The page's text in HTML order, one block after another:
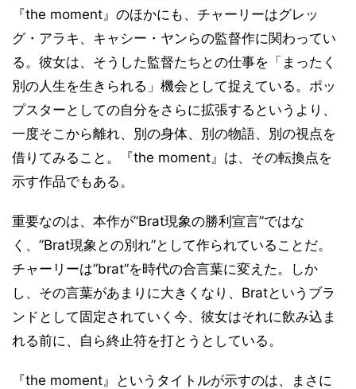
『the moment』のほかにも、チャーリーはグレッ
グ・アラキ、キャシー・ヤンらの監督作に関わってい
る。彼女は、そうした監督たちとの仕事を「まったく
別の人生を生きられる」機会として捉えている。ポッ
プスターとしての自分をさらに拡張するというより、
一度そこから離れ、別の身体、別の物語、別の視点を
借りてみること。『the moment』は、その転換点を
示す作品でもある。
重要なのは、本作が”Brat現象の勝利宣言”ではな
く、”Brat現象との別れ”として作られていることだ。
チャーリーは”brat”を時代の合言葉に変えた。しか
し、その言葉があまりに大きくなり、Bratというブラ
ンドとして固定されていく今、彼女はそれに飲み込ま
れる前に、自ら終止符を打とうとしている。
『the moment』というタイトルが示すのは、まさに